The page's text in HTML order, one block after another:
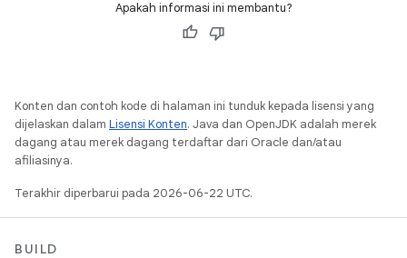
Apakah informasi ini membantu?
Konten dan contoh kode di halaman ini tunduk kepada lisensi yang
dijelaskan dalam Lisensi Konten. Java dan OpenJDK adalah merek
dagang atau merek dagang terdaftar dari Oracle dan/atau
afiliasinya.
Terakhir diperbarui pada 2026-06-22 UTC.
BUILD